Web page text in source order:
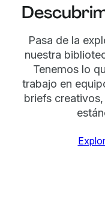
Pasa de la
nuestra
Tenemos lo
trabajo en
briefs